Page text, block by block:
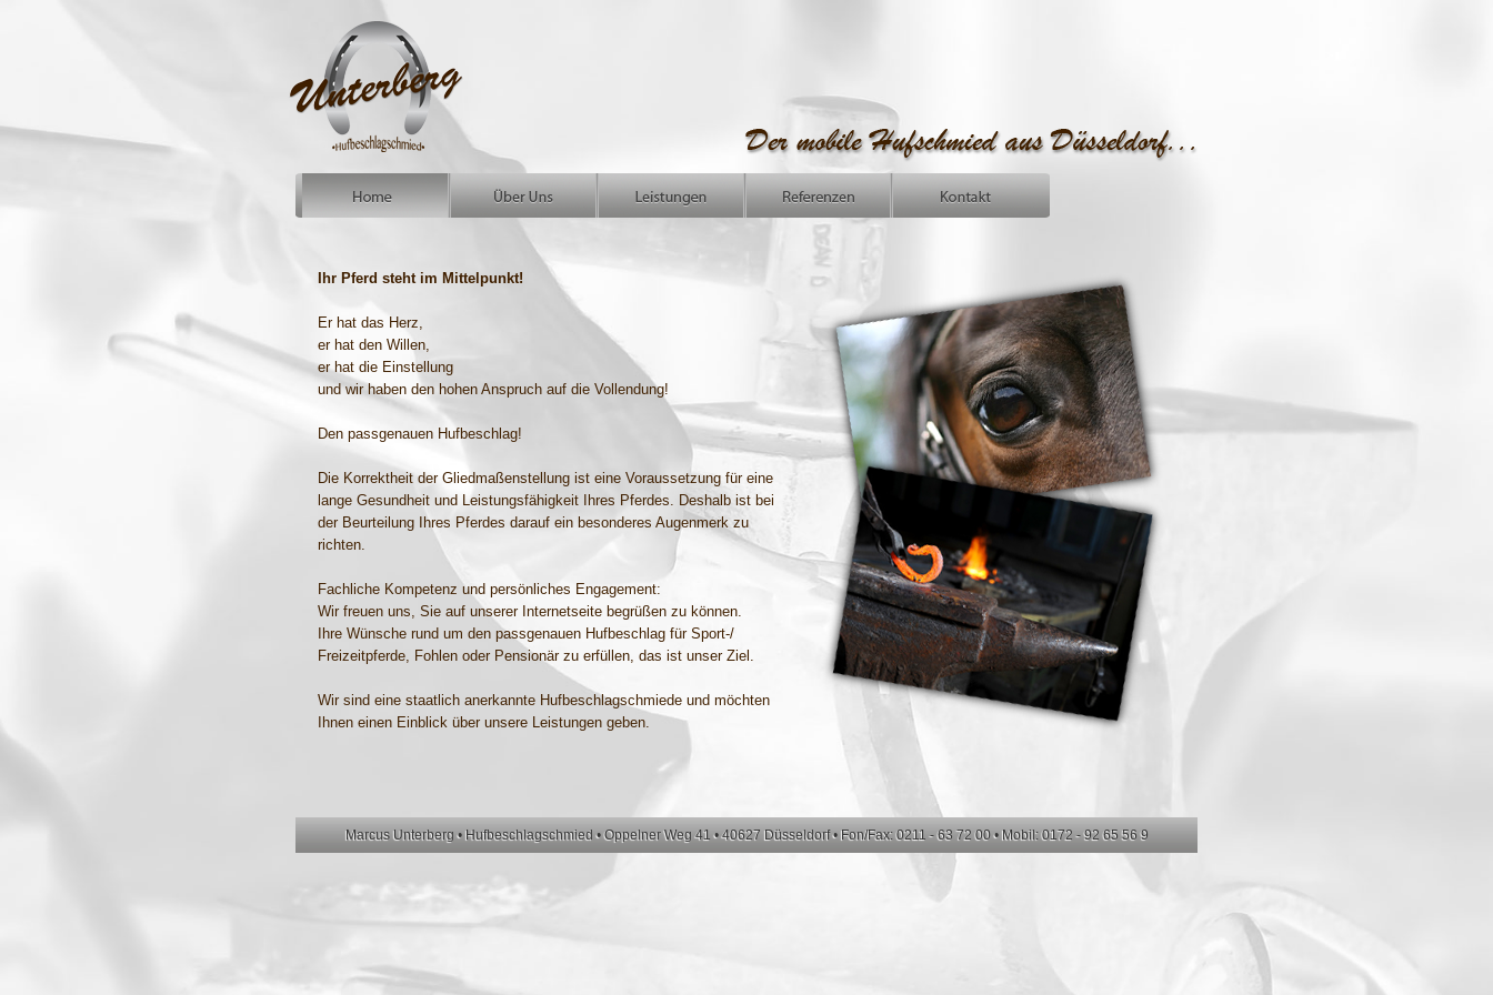
Ihr Pferd steht im Mittelpunkt!
Er hat das Herz,
er hat den Willen,
er hat die Einstellung
und wir haben den hohen Anspruch auf die Vollendung!
Den passgenauen Hufbeschlag!
Die Korrektheit der Gliedmaßenstellung ist eine Voraussetzung für eine
lange Gesundheit und Leistungsfähigkeit Ihres Pferdes. Deshalb ist bei
der Beurteilung Ihres Pferdes darauf ein besonderes Augenmerk zu
richten.
Fachliche Kompetenz und persönliches Engagement:
Wir freuen uns, Sie auf unserer Internetseite begrüßen zu können.
Ihre Wünsche rund um den passgenauen Hufbeschlag für Sport-/
Freizeitpferde, Fohlen oder Pensionär zu erfüllen, das ist unser Ziel.
Wir sind eine staatlich anerkannte Hufbeschlagschmiede und möchten
Ihnen einen Einblick über unsere Leistungen geben.
Marcus Unterberg • Hufbeschlagschmied • Oppelner Weg 41 • 40627 Düsseldorf • Fon/Fax: 0211 - 63 72 00 • Mobil: 0172 - 92 65 56 9